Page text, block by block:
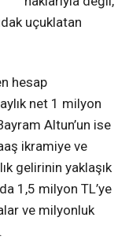
uçuklatan
hesap
net 1 milyon
Altun’un ise
ikramiye ve
gelirinin yaklaşık
1,5 milyon TL’ye
ve milyonluk